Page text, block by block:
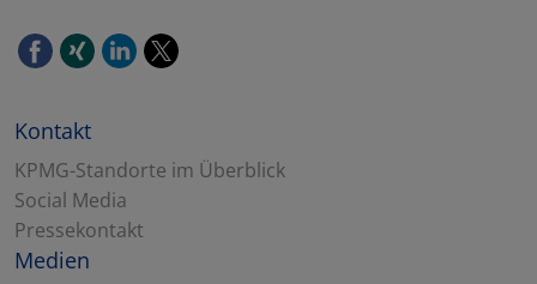
Kontakt
KPMG-Standorte im Überblick
Social Media
Pressekontakt
Medien